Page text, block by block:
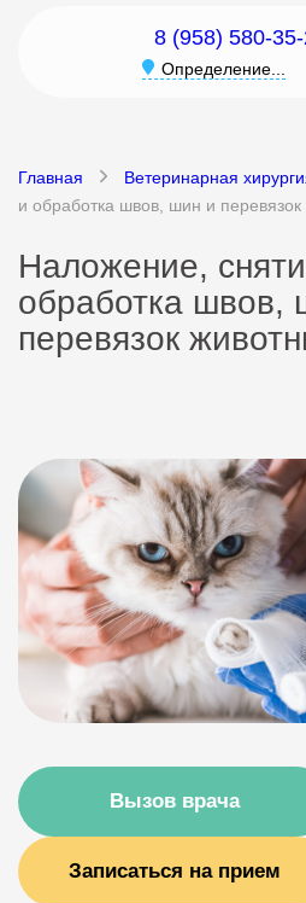
8 (958) 580-
Определение...
Главная Ветеринарная
и обработка швов, шин и
Наложение,
обработка швов,
перевязок
Вызов врача
Записаться на прием